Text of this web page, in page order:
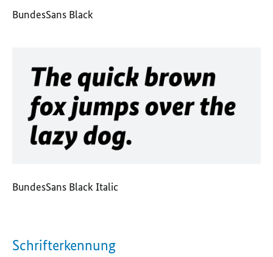
BundesSans Black
BundesSans Black Italic
Schrifterkennung